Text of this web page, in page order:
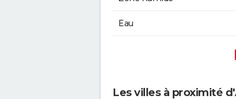
Eau
Les villes à proximité